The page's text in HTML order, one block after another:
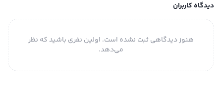
دیدگاه کاربران
هنوز دیدگاهی ثبت نشده است. اولین نفری باشید که نظر
می‌دهد.